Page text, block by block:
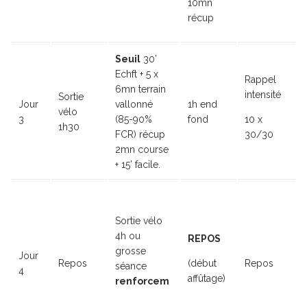
10mn
récup
Jour
3
Sortie
vélo
1h30
Seuil 30’
Echft + 5 x
6mn terrain
vallonné
(85-90%
FCR) récup
2mn course
+ 15’ facile.
1h end
fond
Rappel
intensité
10 x
30/30
Jour
4
Repos
Sortie vélo
4h ou
grosse
séance
renforcem
REPOS
(début
affûtage)
Repos